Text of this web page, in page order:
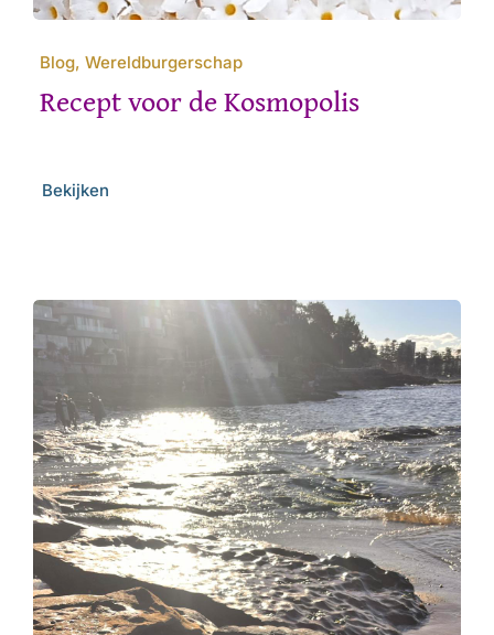
Blog, Wereldburgerschap
Recept voor de Kosmopolis
Bekijken